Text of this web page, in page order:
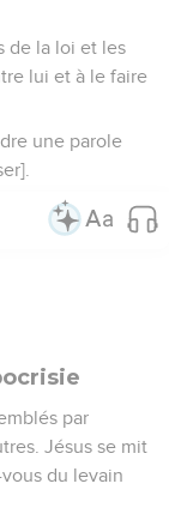
de la loi et les
lui et à le faire
une parole
par
Jésus se mit
du levain